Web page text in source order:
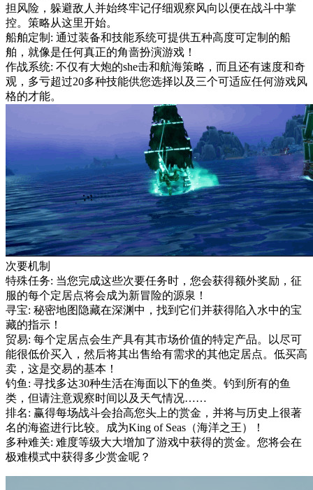
担风险，躲避敌人并始终牢记仔细观察风向以便在战斗中掌
控。策略从这里开始。
船舶定制: 通过装备和技能系统可提供五种高度可定制的船
舶，就像是任何真正的角啬扮演游戏！
作战系统: 不仅有大炮的she击和航海策略，而且还有速度和奇
观，多亏超过20多种技能供您选择以及三个可适应任何游戏风
格的才能。
次要机制
特殊任务: 当您完成这些次要任务时，您会获得额外奖励，征
服的每个定居点将会成为新冒险的源泉！
寻宝: 秘密地图隐藏在深渊中，找到它们并获得陷入水中的宝
藏的指示！
贸易: 每个定居点会生产具有其市场价值的特定产品。以尽可
能很低价买入，然后将其出售给有需求的其他定居点。低买高
卖，这是交易的基本！
钓鱼: 寻找多达30种生活在海面以下的鱼类。钓到所有的鱼
类，但请注意观察时间以及天气情况……
排名: 赢得每场战斗会抬高您头上的赏金，并将与历史上很著
名的海盗进行比较。成为King of Seas（海洋之王）！
多种难关: 难度等级大大增加了游戏中获得的赏金。您将会在
极难模式中获得多少赏金呢？